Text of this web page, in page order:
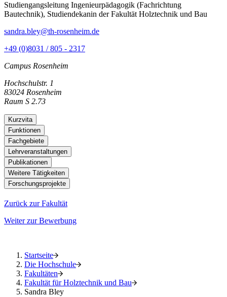
Studiengangsleitung Ingenieurpädagogik (Fachrichtung
Bautechnik), Studiendekanin der Fakultät Holztechnik und Bau
sandra.bley@th-rosenheim.de
+49 (0)8031 / 805 - 2317
Campus Rosenheim
Hochschulstr. 1
83024 Rosenheim
Raum S 2.73
Kurzvita
Funktionen
Fachgebiete
Lehrveranstaltungen
Publikationen
Weitere Tätigkeiten
Forschungsprojekte
Zurück zur Fakultät
Weiter zur Bewerbung
Startseite
Die Hochschule
Fakultäten
Fakultät für Holztechnik und Bau
Sandra Bley